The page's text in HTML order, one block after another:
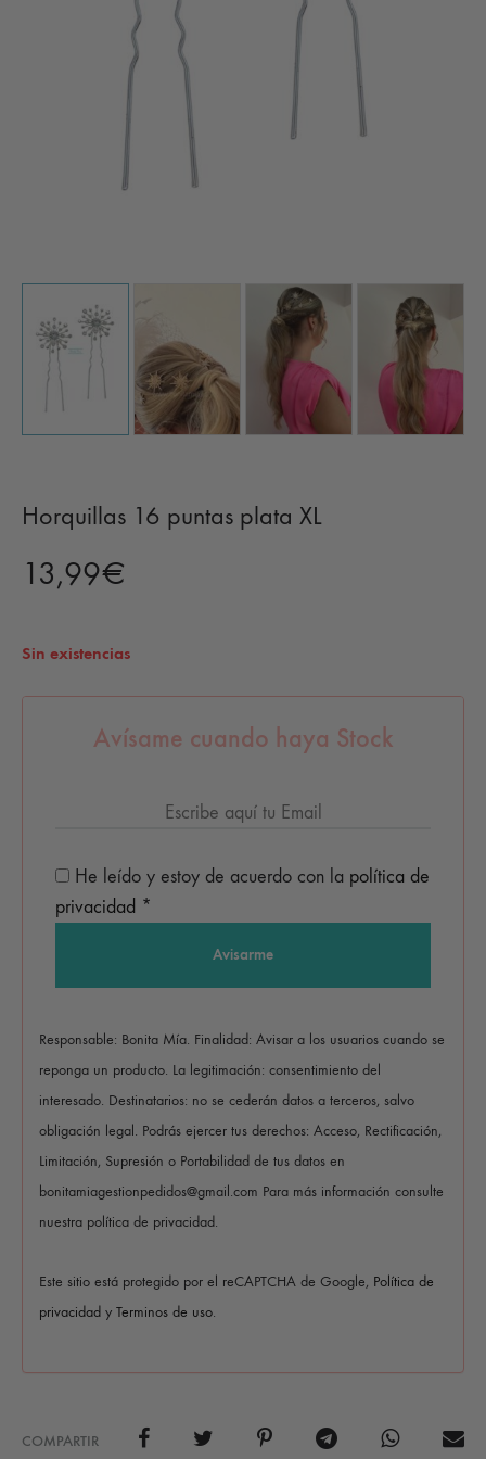
Horquillas 16 puntas plata XL
13,99€
Sin existencias
Avísame cuando haya Stock
He leído y estoy de acuerdo con la política de
privacidad *
Responsable: Bonita Mía. Finalidad: Avisar a los usuarios cuando se
reponga un producto. La legitimación: consentimiento del
interesado. Destinatarios: no se cederán datos a terceros, salvo
obligación legal. Podrás ejercer tus derechos: Acceso, Rectificación,
Limitación, Supresión o Portabilidad de tus datos en
bonitamiagestionpedidos@gmail.com Para más información consulte
nuestra política de privacidad.
Este sitio está protegido por el reCAPTCHA de Google, Política de
privacidad y Terminos de uso.
COMPARTIR